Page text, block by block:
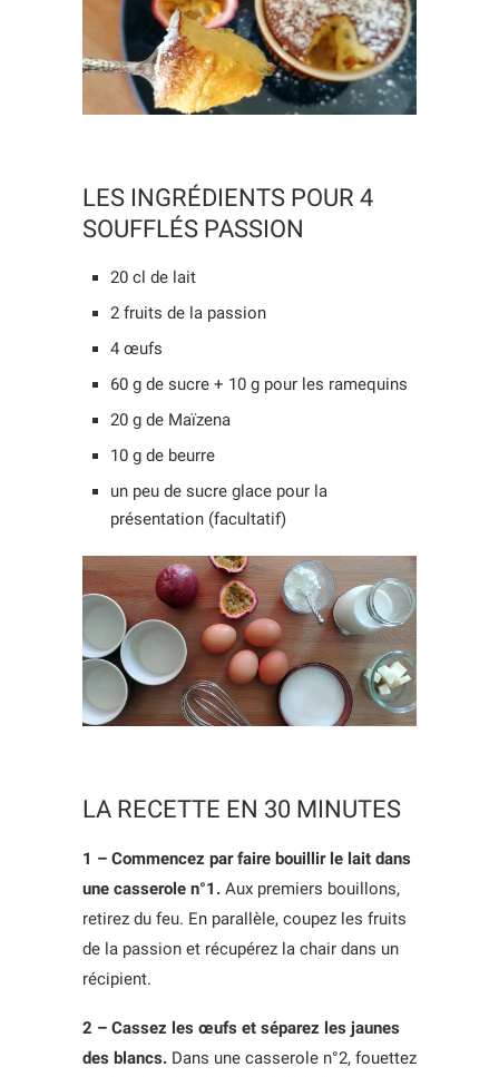
LES INGRÉDIENTS POUR 4
SOUFFLÉS PASSION
20 cl de lait
2 fruits de la passion
4 œufs
60 g de sucre + 10 g pour les ramequins
20 g de Maïzena
10 g de beurre
un peu de sucre glace pour la
présentation (facultatif)
LA RECETTE EN 30 MINUTES
1 – Commencez par faire bouillir le lait dans
une casserole n°1. Aux premiers bouillons,
retirez du feu. En parallèle, coupez les fruits
de la passion et récupérez la chair dans un
récipient.
2 – Cassez les œufs et séparez les jaunes
des blancs. Dans une casserole n°2, fouettez